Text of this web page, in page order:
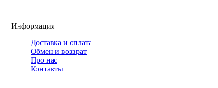
Информация
Доставка и оплата
Обмен и возврат
Про нас
Контакты